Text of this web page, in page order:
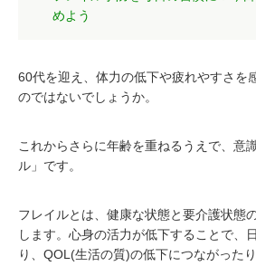
めよう
60代を迎え、体力の低下や疲れやすさを
のではないでしょうか。
これからさらに年齢を重ねるうえで、意
ル」です。
フレイルとは、健康な状態と要介護状態
します。心身の活力が低下することで、
り、QOL(生活の質)の低下につながった